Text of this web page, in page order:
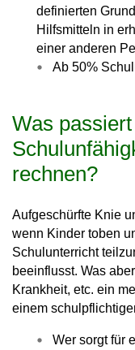
definierten
Hilfsmitteln in
einer anderen
Ab 50%
Was
rechnen?
Aufgeschürfte Knie
wenn Kinder toben
Schulunterricht
beeinflusst. Was
Krankheit, etc. ein
einem
Wer sorgt für